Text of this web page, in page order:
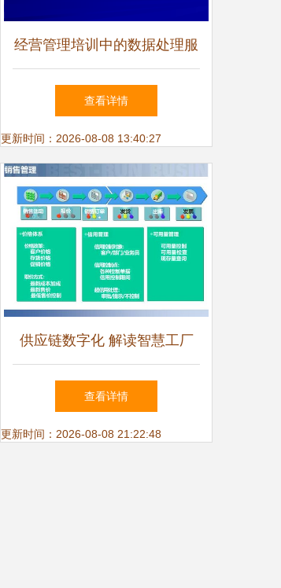
经营管理培训中的数据处理服
务 关键要素与实践指南
查看详情
更新时间：2026-08-08 13:40:27
供应链数字化 解读智慧工厂
智能制造如何重塑企业管理
查看详情
更新时间：2026-08-08 21:22:48